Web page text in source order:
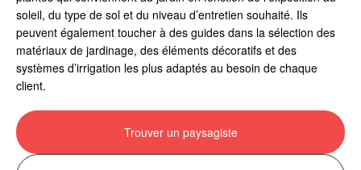
soleil, du type de sol et du niveau d’entretien souhaité. Ils
peuvent également toucher à des guides dans la sélection des
matériaux de jardinage, des éléments décoratifs et des
systèmes d’irrigation les plus adaptés au besoin de chaque
client.
Trouver un paysagiste